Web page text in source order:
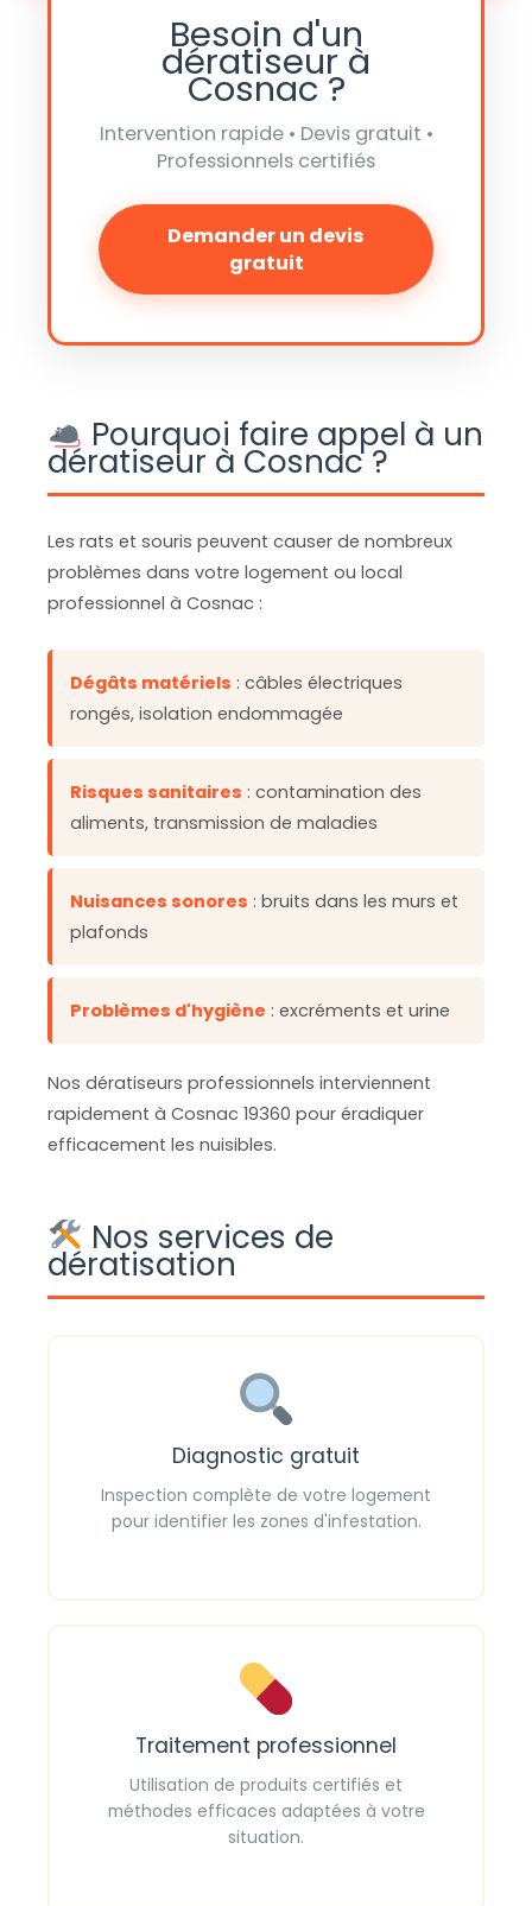
Besoin d'un
dératiseur à
Cosnac ?
Intervention rapide • Devis gratuit •
Professionnels certifiés
Demander un devis
gratuit
Pourquoi faire appel à un
dératiseur à Cosnac ?
Les rats et souris peuvent causer de nombreux
problèmes dans votre logement ou local
professionnel à Cosnac :
Dégâts matériels : câbles électriques
rongés, isolation endommagée
Risques sanitaires : contamination des
aliments, transmission de maladies
Nuisances sonores : bruits dans les murs et
plafonds
Problèmes d'hygiène : excréments et urine
Nos dératiseurs professionnels interviennent
rapidement à Cosnac 19360 pour éradiquer
efficacement les nuisibles.
Nos services de
dératisation
Diagnostic gratuit
Inspection complète de votre logement
pour identifier les zones d'infestation.
Traitement professionnel
Utilisation de produits certifiés et
méthodes efficaces adaptées à votre
situation.